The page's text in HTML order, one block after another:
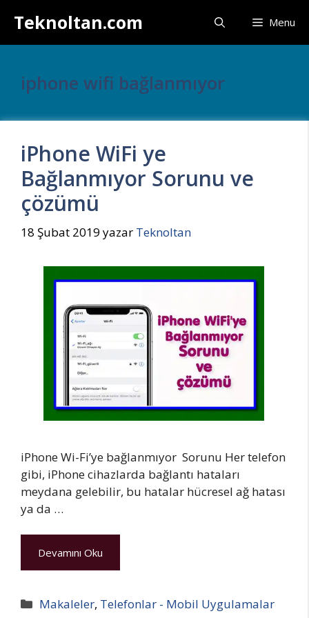
atlaTeknoltan.com Menu
iphone wifi bağlanmıyor
iPhone WiFi ye
Bağlanmıyor Sorunu ve
çözümü
18 Şubat 2019 yazar Teknoltan
iPhone Wi-Fi’ye bağlanmıyor Sorunu Her telefon
gibi, iPhone cihazlarda bağlantı hataları
meydana gelebilir, bu hatalar hücresel ağ hatası
ya da …
Devamını Oku
Kategoriler
Makaleler, Telefonlar - Mobil Uygulamalar